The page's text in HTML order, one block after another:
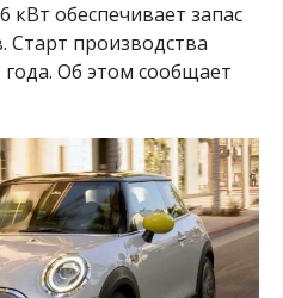
обеспечивает запас
Старт производства
Об этом сообщает